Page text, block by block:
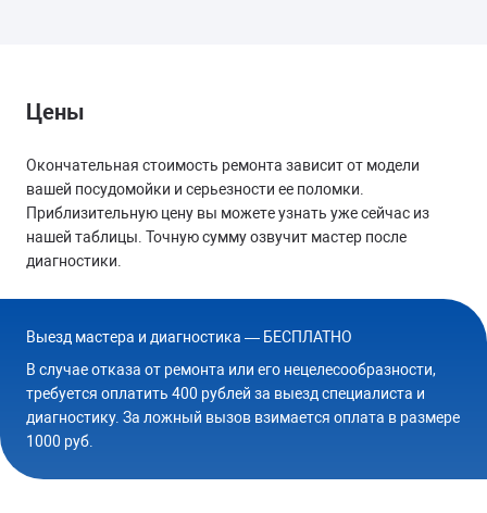
Цены
Окончательная стоимость ремонта зависит от модели
вашей посудомойки и серьезности ее поломки.
Приблизительную цену вы можете узнать уже сейчас из
нашей таблицы. Точную сумму озвучит мастер после
диагностики.
Выезд мастера и диагностика — БЕСПЛАТНО
В случае отказа от ремонта или его нецелесообразности,
требуется оплатить 400 рублей за выезд специалиста и
диагностику. За ложный вызов взимается оплата в размере
1000 руб.